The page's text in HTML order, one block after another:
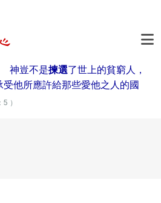
神豈不是揀選了世上的貧窮人，
他所應許給那些愛他之人的國
）